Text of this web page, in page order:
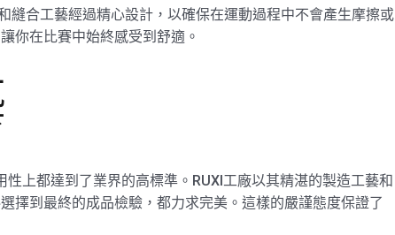
縫合工藝經過精心設計，以確保在運動過程中不會產生摩擦或
你在比賽中始終感受到舒適。
上都達到了業界的高標準。RUXI工廠以其精湛的製造工藝和
擇到最終的成品檢驗，都力求完美。這樣的嚴謹態度保證了